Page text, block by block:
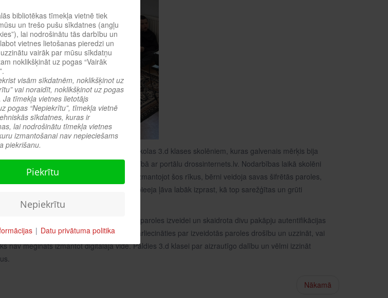
izglītojoša nodarbība Balvu sākumskolas 3.d klases skolēniem, kuras galvenais mērķis bija
Pasākums tika organizēts sadarbībā ar portālu drossinternets.lv. Nodarbības laikā skolēni
īpašus dekodera jeb šifrēšanas apļus. Izmantojot šos rīkus, bērni veidoja savas šifrētās paroles,
citiem klasesbiedriem. Šāda praktiska pieeja ļāva labāk izprast, kā top sarežģītas un grūti
pārrunāti svarīgākie nosacījumi drošas paroles izveidei un skaidrota divu pakāpju autentifikācijas
arī interneta vietnes, kurās iespējams pārliecināties par izveidotās paroles drošību un uzzināt, vai
nav mēģināts izmantot digitālajā vidē. Paldies 3.d klasei par aizrautīgo dalību un vēlmi izzināt
Nākamā
bibliotēkas tīmekļa vietnē tiek
un trešo pušu sīkdatnes (angļu
lai nodrošinātu tās darbību un
vietnes lietošanas pieredzi un
vairāk par mūsu sīkdatņu
noklikšķināt uz pogas “Vairāk
visām sīkdatnēm, noklikšķinot uz
vai noraidīt, noklikšķinot uz pogas
Ja tīmekļa vietnes lietotājs
pogas “Nepiekrītu”, tīmekļa vietnē
sīkdatnes, kuras ir
lai nodrošinātu tīmekļa vietnes
izmantošanai nav nepieciešams
piekrišanu.
Piekrītu
Nepiekrītu
| Datu privātuma politika